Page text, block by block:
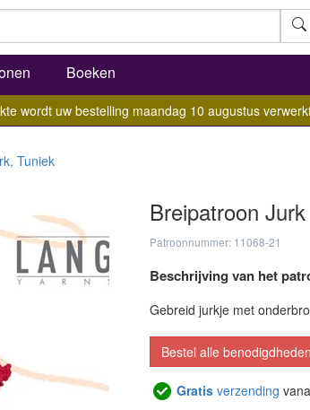
Boeken
wordt uw bestelling maandag 10 augustus
Tuniek
Breipatroon Jurk
Patroonnummer: 11068-21
Beschrijving van het
Gebreid jurkje met
Bestel alle benodigdheden
Gratis verzending